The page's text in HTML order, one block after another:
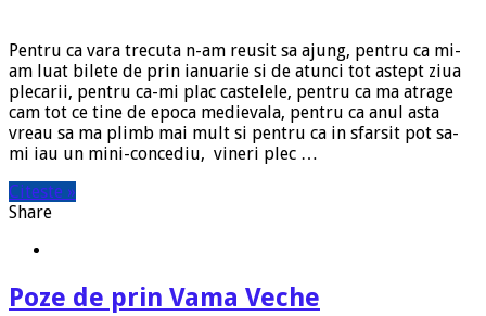
Pentru ca vara trecuta n-am reusit sa ajung, pentru ca mi-
am luat bilete de prin ianuarie si de atunci tot astept ziua
plecarii, pentru ca-mi plac castelele, pentru ca ma atrage
cam tot ce tine de epoca medievala, pentru ca anul asta
vreau sa ma plimb mai mult si pentru ca in sfarsit pot sa-
mi iau un mini-concediu, vineri plec …
Citeste »
Share
Poze de prin Vama Veche